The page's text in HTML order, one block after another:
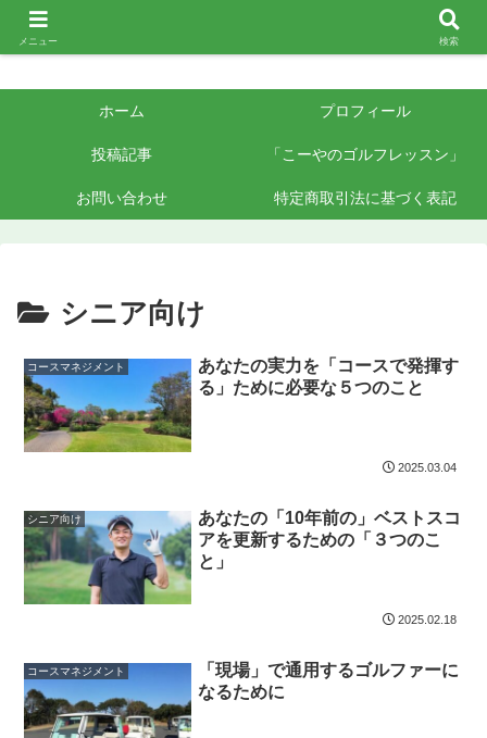
ホーム プロフィール
投稿記事 「こーやのゴルフレッスン」
お問い合わせ 特定商取引法に基づく表記
シニア向け
コースマネジメント
あなたの実力を「コースで発揮す
る」ために必要な５つのこと
2025.03.04
シニア向け
あなたの「10年前の」ベストスコ
アを更新するための「３つのこ
と」
2025.02.18
コースマネジメント
「現場」で通用するゴルファーに
なるために
メニュー 検索